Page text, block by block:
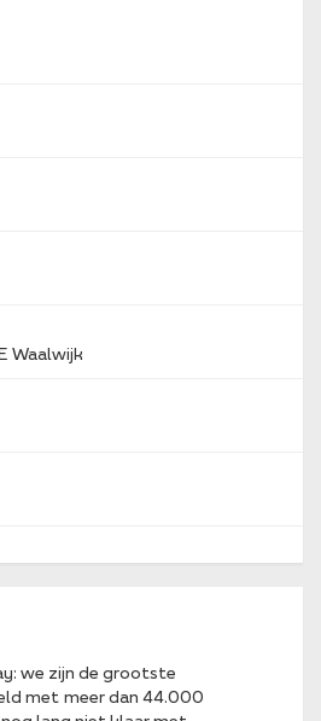
Waalwijk
we zijn de grootste
met meer dan 44.000